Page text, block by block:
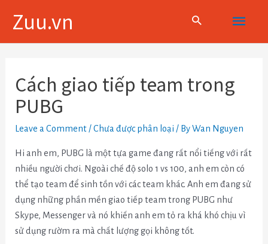
Zuu.vn
Main
Menu
Cách giao tiếp team trong
PUBG
Leave a Comment /Chưa được phân loại / ByWan Nguyen
Hi anh em, PUBG là một tựa game đang rất nổi tiếng với rất
nhiều người chơi. Ngoài chế độ solo 1 vs 100, anh em còn có
thể tạo team để sinh tồn với các team khác. Anh em đang sử
dụng những phần mền giao tiếp team trong PUBG như
Skype, Messenger và nó khiến anh em tỏ ra khá khó chịu vì
sử dụng rườm ra mà chất lượng gọi không tốt.
bài